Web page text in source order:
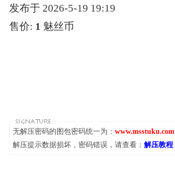
发布于 2026-5-19 19:19
售价: 1 魅丝币
无解压密码的图包密码统一为： www.msstuku.com
解压提示数据损坏，密码错误，请查看： 解压教程